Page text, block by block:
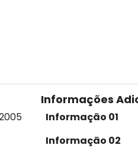
Informações
Informação 01
Informação 02